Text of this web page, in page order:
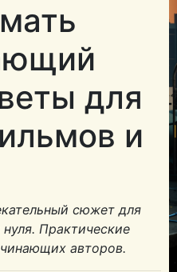
для
и
сюжет для
Практические
авторов.